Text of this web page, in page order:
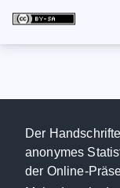
Der
anonymes
der Online-